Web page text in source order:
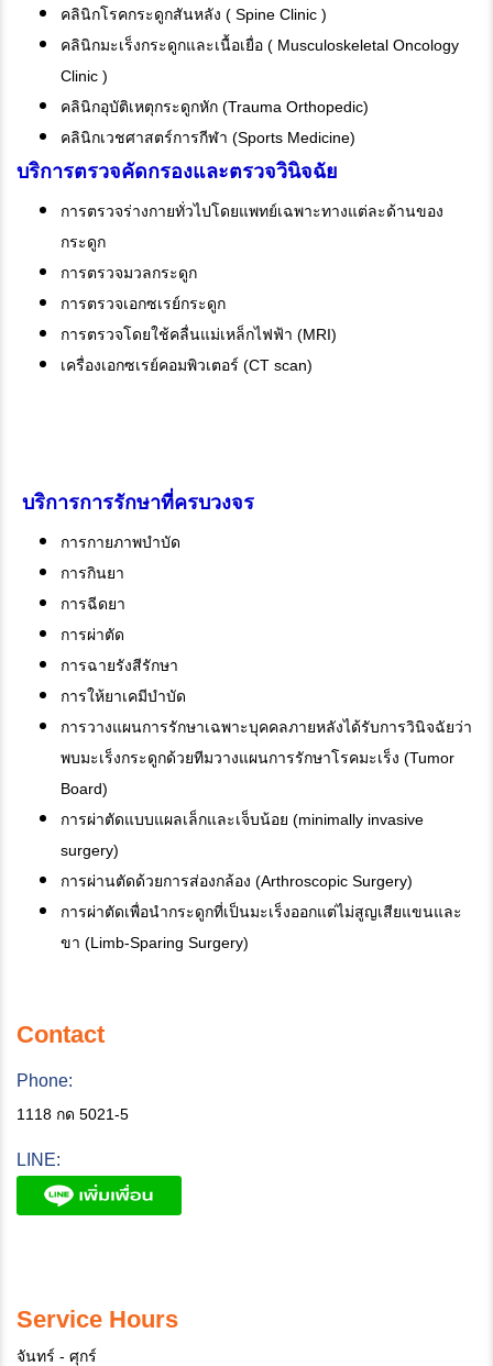
คลินิกโรคกระดูกสันหลัง ( Spine Clinic )
คลินิกมะเร็งกระดูกและเนื้อเยื่อ ( Musculoskeletal Oncology
Clinic )
คลินิกอุบัติเหตุกระดูกหัก (Trauma Orthopedic)
คลินิกเวชศาสตร์การกีฬา (Sports Medicine)
บริการตรวจคัดกรองและตรวจวินิจฉัย
การตรวจร่างกายทั่วไปโดยแพทย์เฉพาะทางแต่ละด้านของ
กระดูก
การตรวจมวลกระดูก
การตรวจเอกซเรย์กระดูก
การตรวจโดยใช้คลื่นแม่เหล็กไฟฟ้า (MRI)
เครื่องเอกซเรย์คอมพิวเตอร์ (CT scan)
บริการการรักษาที่ครบวงจร
การกายภาพบำบัด
การกินยา
การฉีดยา
การผ่าตัด
การฉายรังสีรักษา
การให้ยาเคมีบำบัด
การวางแผนการรักษาเฉพาะบุคคลภายหลังได้รับการวินิจฉัยว่า
พบมะเร็งกระดูกด้วยทีมวางแผนการรักษาโรคมะเร็ง (Tumor
Board)
การผ่าตัดแบบแผลเล็กและเจ็บน้อย (minimally invasive
surgery)
การผ่านตัดด้วยการส่องกล้อง (Arthroscopic Surgery)
การผ่าตัดเพื่อนำกระดูกที่เป็นมะเร็งออกแต่ไม่สูญเสียแขนและ
ขา (Limb-Sparing Surgery)
Contact
Phone:
1118 กด 5021-5
LINE:
Service Hours
จันทร์ - ศุกร์